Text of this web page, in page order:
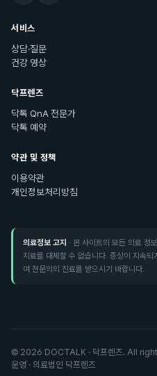
서비스
상담·질문
건강 영상
닥프렌즈
닥톡 QnA 전문가
닥톡 예약
약관 및 정책
이용약관
개인정보처리방침
의료정보 고지 · 본 사이트의 모든 의료 정
치료를 대체할 수 없습니다. 증상이 지속
여 전문의의 진료를 받으시기 바랍니다.
© 2026 DOCTALK · 닥프렌즈. All
운영 · 의료법인 닥프렌즈